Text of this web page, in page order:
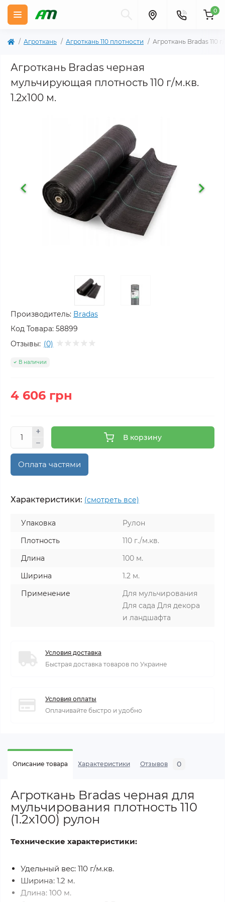
0
Агроткань Агроткань 110 плотности Агроткань Bradas 110
Агроткань Bradas черная
мульчирующая плотность 110 г/м.кв.
1.2х100 м.
Производитель: Bradas
Код Товара: 58899
Отзывы: (0)
В наличии
4 606 грн
В корзину
Оплата частями
Характеристики: (смотреть все)
Упаковка
Рулон
Плотность
110 г./м.кв.
Длина
100 м.
Ширина
1.2 м.
Применение
Для мульчирования
Для сада Для декора
и ландшафта
Условия доставка
Быстрая доставка товаров по Украине
Условия оплаты
Оплачивайте быстро и удобно
Описание товара Характеристики Отзывов 0
Агроткань Bradas черная для
мульчирования плотность 110
(1.2х100) рулон
Технические характеристики:
Удельный вес: 110 г/м.кв.
Ширина: 1.2 м.
Длина: 100 м.